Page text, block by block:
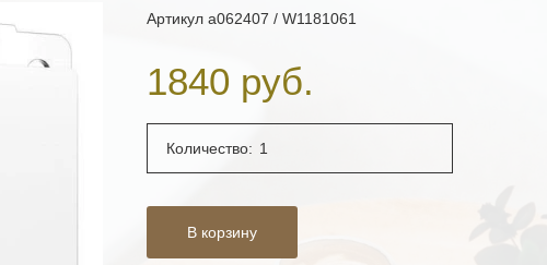
Артикул a062407 / W1181061
1840 руб.
Количество:
В корзину